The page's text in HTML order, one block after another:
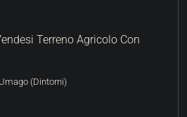
Terreno Agricolo Con
(Dintorni)